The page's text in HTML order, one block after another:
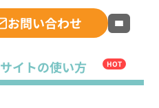
お問い合わせ
サイトの使い方 HOT